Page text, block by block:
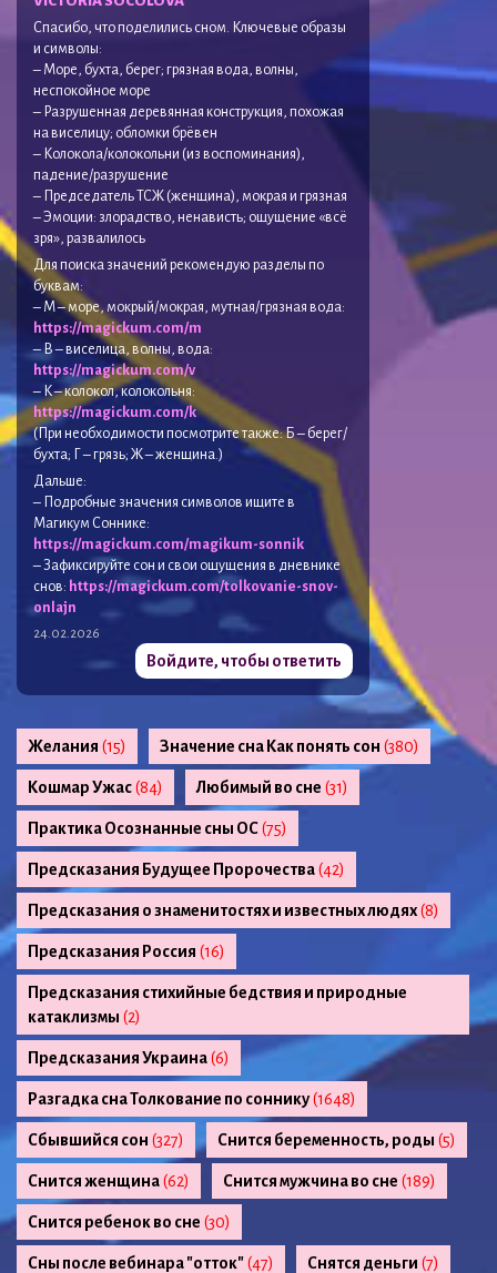
Спасибо, что поделились сном. Ключевые образы
и символы:
– Море, бухта, берег; грязная вода, волны,
неспокойное море
– Разрушенная деревянная конструкция, похожая
на виселицу; обломки брёвен
– Колокола/колокольни (из воспоминания),
падение/разрушение
– Председатель ТСЖ (женщина), мокрая и грязная
– Эмоции: злорадство, ненависть; ощущение «всё
зря», развалилось
Для поиска значений рекомендую разделы по
буквам:
– М – море, мокрый/мокрая, мутная/грязная вода:
https://magickum.com/m
– В – виселица, волны, вода:
https://magickum.com/v
– К – колокол, колокольня:
https://magickum.com/k
(При необходимости посмотрите также: Б – берег/
бухта; Г – грязь; Ж – женщина.)
Дальше:
– Подробные значения символов ищите в
Магикум Соннике:
https://magickum.com/magikum-sonnik
– Зафиксируйте сон и свои ощущения в дневнике
снов: https://magickum.com/tolkovanie-snov-
onlajn
24.02.2026
Войдите, чтобы ответить
Желания (15) Значение сна Как понять сон (380)
Кошмар Ужас(84) Любимый во сне (31)
Практика Осознанные сны ОС(75)
Предсказания Будущее Пророчества(42)
Предсказания о знаменитостях и известных людях(8)
Предсказания Россия (16)
Предсказания стихийные бедствия и природные
катаклизмы (2)
Предсказания Украина(6)
Разгадка сна Толкование по соннику(1648)
Сбывшийся сон (327) Снится беременность, роды (5)
Снится женщина(62) Снится мужчина во сне (189)
Снится ребенок во сне (30)
Сны после вебинара "отток"(47) Снятся деньги (7)